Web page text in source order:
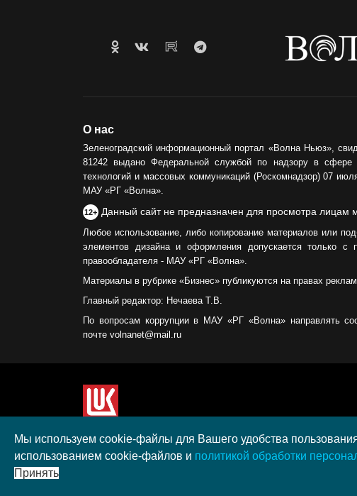
О нас
Зеленоградский информационный портал «Волна Ньюз»,
81242 выдано Федеральной службой по надзору в сфере
технологий и массовых коммуникаций (Роскомнадзор) 07
МАУ «РГ «Волна».
12+ Данный сайт не предназначен для просмотра лицам
Любое использование, либо копирование материалов или
элементов дизайна и оформления допускается только с
правообладателя - МАУ «РГ «Волна».
Материалы в рубрике «Бизнес» публикуются на правах
Главный редактор: Нечаева Т.В.
По вопросам коррупции в МАУ «РГ «Волна» направлять
почте volnanet@mail.ru
Сайт создан при поддержке ООО "ЛУКОЙЛ-КМН" на
полученного в рамках XIII Конкурса социальных и
Мы используем cookie-файлы для Вашего удобства
использованием cookie-файлов и политикой обработки
Принять